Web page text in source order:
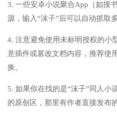
3. 一些安卓小说聚合App（如搜
源，输入“沫子”后可以自动抓取
4. 注意避免使用未标明授权的小
意插件或篡改文档内容，推荐使
换。
5. 如果你在找的是“沫子”同人小
的原创区，那里有作者直接发布